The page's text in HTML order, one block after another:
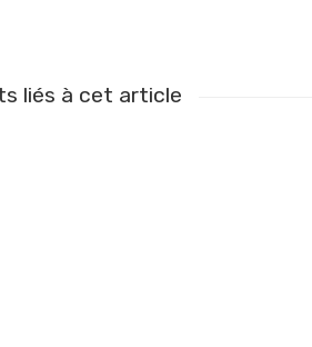
liés à cet article